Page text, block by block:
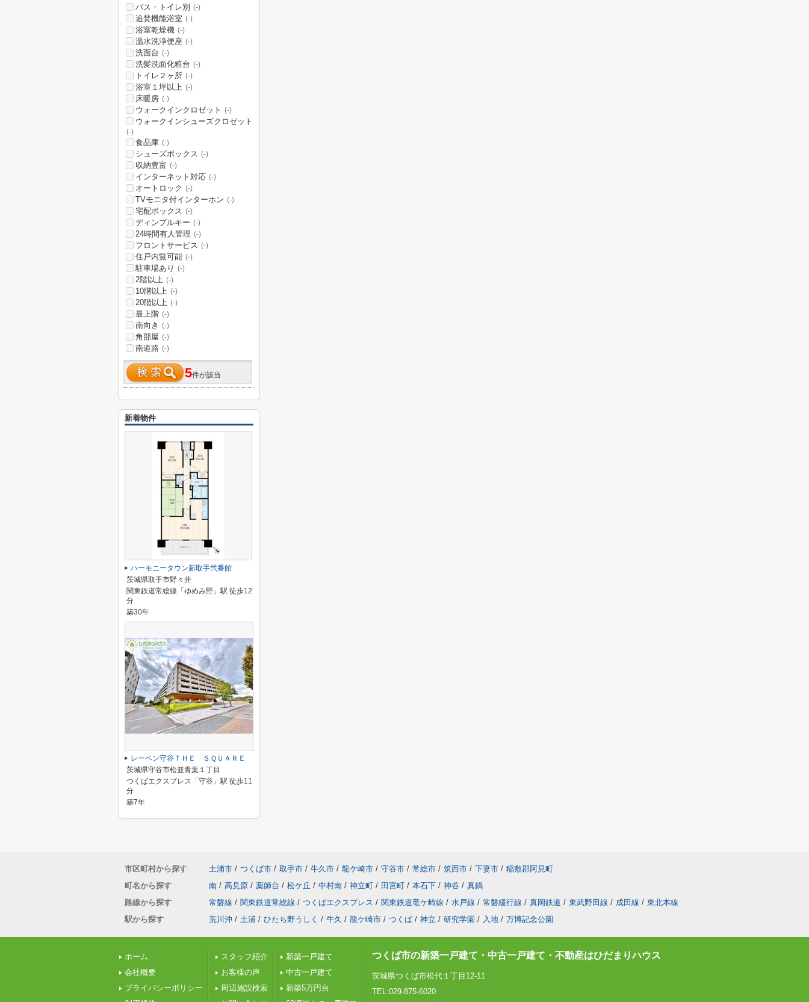
バス・トイレ別 (-)
追焚機能浴室 (-)
浴室乾燥機 (-)
温水洗浄便座 (-)
洗面台 (-)
洗髪洗面化粧台 (-)
トイレ２ヶ所 (-)
浴室１坪以上 (-)
床暖房 (-)
ウォークインクロゼット (-)
ウォークインシューズクロゼット
(-)
食品庫 (-)
シューズボックス (-)
収納豊富 (-)
インターネット対応 (-)
オートロック (-)
TVモニタ付インターホン (-)
宅配ボックス (-)
ディンプルキー (-)
24時間有人管理 (-)
フロントサービス (-)
住戸内覧可能 (-)
駐車場あり (-)
2階以上 (-)
10階以上 (-)
20階以上 (-)
最上階 (-)
南向き (-)
角部屋 (-)
南道路 (-)
5件が該当
新着物件
ハーモニータウン新取手弐番館
茨城県取手市野々井
関東鉄道常総線「ゆめみ野」駅 徒歩12
分
築30年
レーベン守谷ＴＨＥ ＳＱＵＡＲＥ
茨城県守谷市松並青葉１丁目
つくばエクスプレス「守谷」駅 徒歩11
分
築7年
市区町村から探す 土浦市 / つくば市 / 取手市 / 牛久市 / 龍ケ崎市 / 守谷市 / 常総市 / 筑西市 / 下妻市 / 稲敷郡阿見町
町名から探す
南 / 高見原 / 薬師台 / 松ケ丘 / 中村南 / 神立町 / 田宮町 / 本石下 / 神谷 / 真鍋
路線から探す
常磐線 / 関東鉄道常総線 / つくばエクスプレス / 関東鉄道竜ケ崎線 / 水戸線 / 常磐緩行線 / 真岡鉄道 / 東武野田線 / 成田線 / 東北本線
駅から探す
荒川沖 / 土浦 / ひたち野うしく / 牛久 / 龍ケ崎市 / つくば / 神立 / 研究学園 / 入地 / 万博記念公園
ホーム
会社概要
プライバシーポリシー
スタッフ紹介
お客様の声
周辺施設検索
新築一戸建て
中古一戸建て
新築5万円台
つくば市の新築一戸建て・中古一戸建て・不動産はひだまりハウス
茨城県つくば市松代１丁目12-11
TEL:029-875-6020